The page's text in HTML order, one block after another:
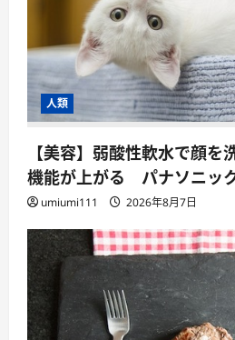
人類
【美容】弱酸性軟水で顔を
機能が上がる パナソニッ
umiumi111 2026年8月7日